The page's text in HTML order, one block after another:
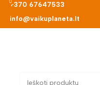
+370 67647533
info@vaikuplaneta.lt
0
0